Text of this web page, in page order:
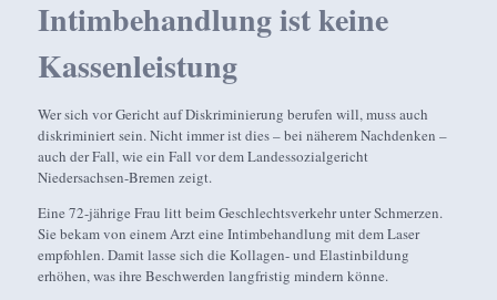
Intimbehandlung ist keine
Kassenleistung
Wer sich vor Gericht auf Diskriminierung berufen will, muss auch
diskriminiert sein. Nicht immer ist dies – bei näherem Nachdenken –
auch der Fall, wie ein Fall vor dem Landessozialgericht
Niedersachsen-Bremen zeigt.
Eine 72-jährige Frau litt beim Geschlechtsverkehr unter Schmerzen.
Sie bekam von einem Arzt eine Intimbehandlung mit dem Laser
empfohlen. Damit lasse sich die Kollagen- und Elastinbildung
erhöhen, was ihre Beschwerden langfristig mindern könne.